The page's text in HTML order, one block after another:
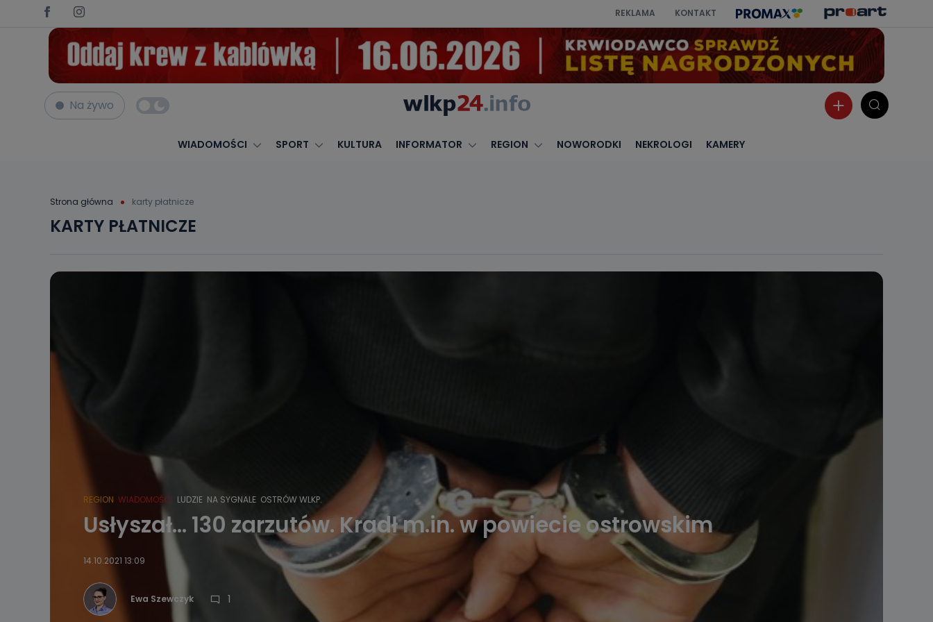
REKLAMA KONTAKT
Na żywo
WIADOMOŚCI SPORT KULTURA INFORMATOR REGION NOWORODKI NEKROLOGI KAMERY
Strona główna karty płatnicze
KARTY PŁATNICZE
REGION WIADOMOŚCI LUDZIE NA SYGNALE OSTRÓW WLKP.
Usłyszał… 130 zarzutów. Kradł m.in. w powiecie ostrowskim
14.10.2021 13:09
Ewa Szewczyk 1